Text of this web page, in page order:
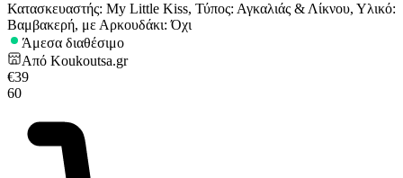
Κατασκευαστής: My Little Kiss, Τύπος: Αγκαλιάς & Λίκνου, Υλικό:
Βαμβακερή, με Αρκουδάκι: Όχι
Άμεσα διαθέσιμο
Από Koukoutsa.gr
€39
60